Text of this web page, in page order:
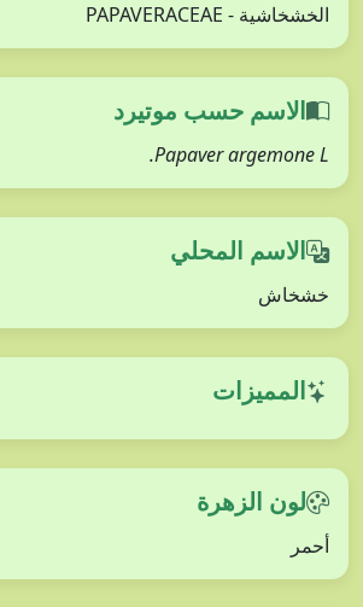
الخشخاشية - PAPAVERACEAE
الاسم حسب موتيرد
Papaver argemone L.
الاسم المحلي
خشخاش
المميزات
لون الزهرة
أحمر